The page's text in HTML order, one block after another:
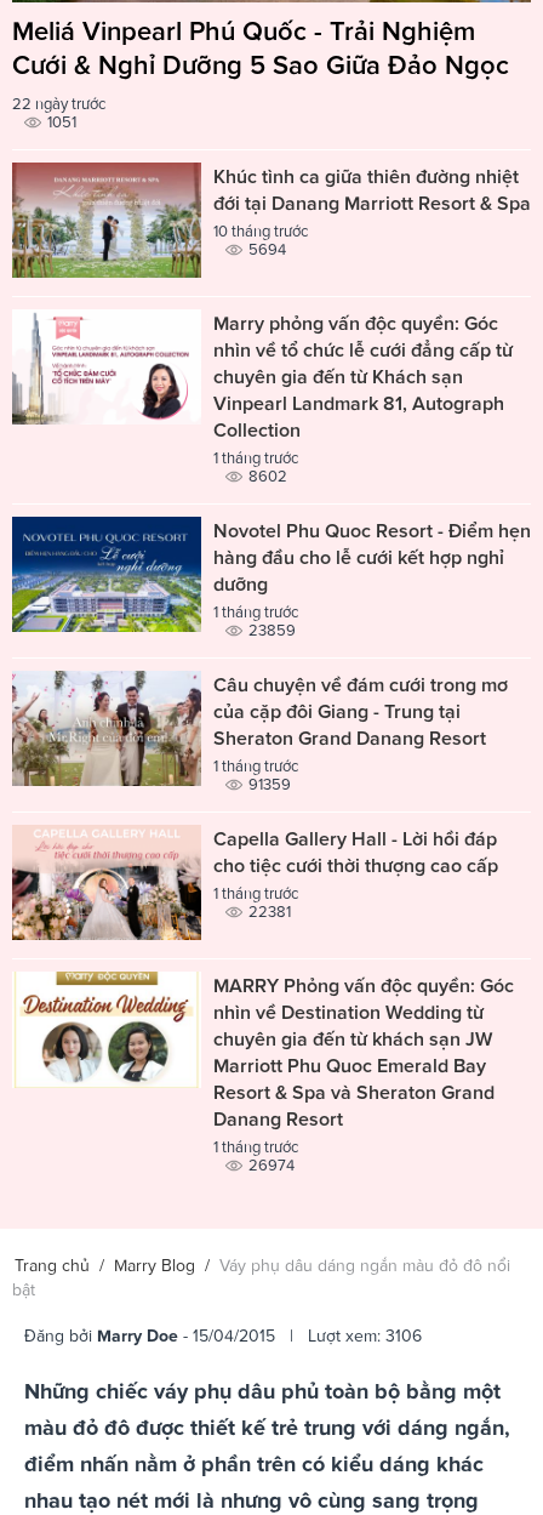
Meliá Vinpearl Phú Quốc - Trải Nghiệm
Cưới & Nghỉ Dưỡng 5 Sao Giữa Đảo Ngọc
22 ngày trước
1051
Khúc tình ca giữa thiên đường nhiệt
đới tại Danang Marriott Resort & Spa
10 tháng trước
5694
Marry phỏng vấn độc quyền: Góc
nhìn về tổ chức lễ cưới đẳng cấp từ
chuyên gia đến từ Khách sạn
Vinpearl Landmark 81, Autograph
Collection
1 tháng trước
8602
Novotel Phu Quoc Resort - Điểm hẹn
hàng đầu cho lễ cưới kết hợp nghỉ
dưỡng
1 tháng trước
23859
Câu chuyện về đám cưới trong mơ
của cặp đôi Giang - Trung tại
Sheraton Grand Danang Resort
1 tháng trước
91359
Capella Gallery Hall - Lời hồi đáp
cho tiệc cưới thời thượng cao cấp
1 tháng trước
22381
MARRY Phỏng vấn độc quyền: Góc
nhìn về Destination Wedding từ
chuyên gia đến từ khách sạn JW
Marriott Phu Quoc Emerald Bay
Resort & Spa và Sheraton Grand
Danang Resort
1 tháng trước
26974
Trang chủ / Marry Blog / Váy phụ dâu dáng ngắn màu đỏ đô nổi
bật
Đăng bởi Marry Doe - 15/04/2015 | Lượt xem: 3106
Những chiếc váy phụ dâu phủ toàn bộ bằng một
màu đỏ đô được thiết kế trẻ trung với dáng ngắn,
điểm nhấn nằm ở phần trên có kiểu dáng khác
nhau tạo nét mới là nhưng vô cùng sang trọng